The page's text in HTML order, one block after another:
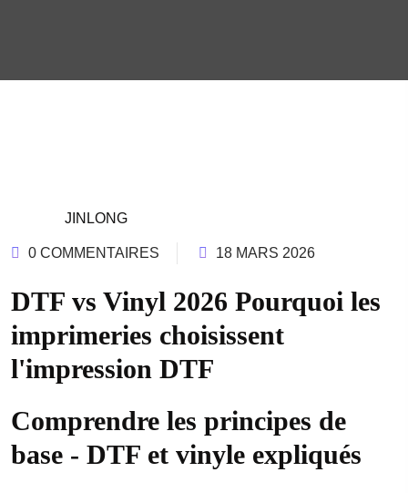
JINLONG
0 COMMENTAIRES 18 MARS 2026
DTF vs Vinyl 2026 Pourquoi les
imprimeries choisissent
l'impression DTF
Comprendre les principes de
base - DTF et vinyle expliqués